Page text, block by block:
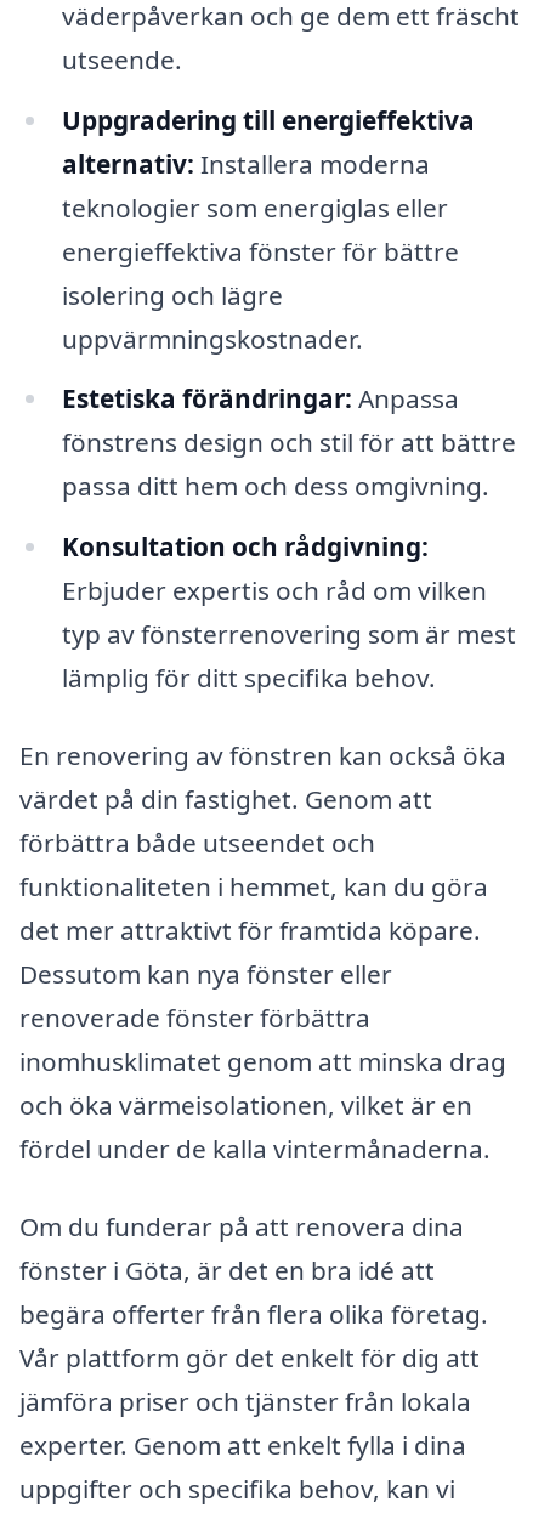
väderpåverkan och ge dem ett fräscht
utseende.
Uppgradering till energieffektiva
alternativ: Installera moderna
teknologier som energiglas eller
energieffektiva fönster för bättre
isolering och lägre
uppvärmningskostnader.
Estetiska förändringar: Anpassa
fönstrens design och stil för att bättre
passa ditt hem och dess omgivning.
Konsultation och rådgivning:
Erbjuder expertis och råd om vilken
typ av fönsterrenovering som är mest
lämplig för ditt specifika behov.
En renovering av fönstren kan också öka
värdet på din fastighet. Genom att
förbättra både utseendet och
funktionaliteten i hemmet, kan du göra
det mer attraktivt för framtida köpare.
Dessutom kan nya fönster eller
renoverade fönster förbättra
inomhusklimatet genom att minska drag
och öka värmeisolationen, vilket är en
fördel under de kalla vintermånaderna.
Om du funderar på att renovera dina
fönster i Göta, är det en bra idé att
begära offerter från flera olika företag.
Vår plattform gör det enkelt för dig att
jämföra priser och tjänster från lokala
experter. Genom att enkelt fylla i dina
uppgifter och specifika behov, kan vi